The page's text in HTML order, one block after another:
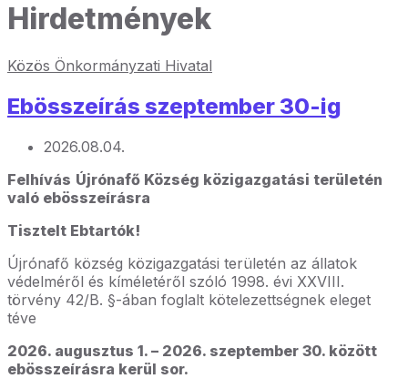
Hirdetmények
Közös Önkormányzati Hivatal
Ebösszeírás szeptember 30-ig
2026.08.04.
Felhívás Újrónafő Község közigazgatási területén
való ebösszeírásra
Tisztelt Ebtartók!
Újrónafő község közigazgatási területén az állatok
védelméről és kíméletéről szóló 1998. évi XXVIII.
törvény 42/B. §-ában foglalt kötelezettségnek eleget
téve
2026. augusztus 1. – 2026. szeptember 30. között
ebösszeírásra kerül sor.